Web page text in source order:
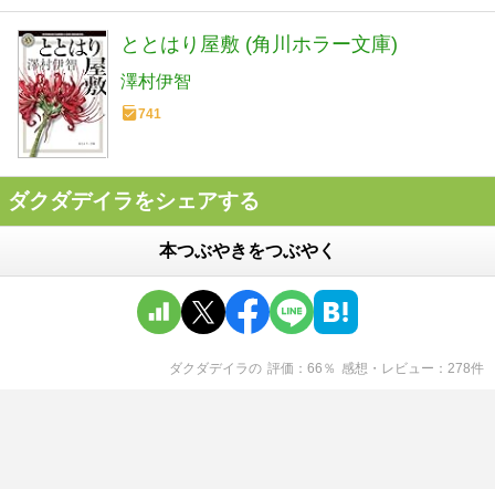
ととはり屋敷 (角川ホラー文庫)
澤村伊智
741
ダクダデイラをシェアする
本つぶやきをつぶやく
ダクダデイラの 評価 66 ％ 感想・レビュー 278件